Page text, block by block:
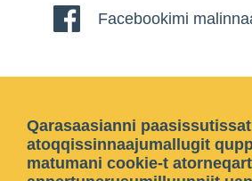
Facebookimi
Qarasaasianni
atoqqissinnaajumallugit
matumani cookie-t